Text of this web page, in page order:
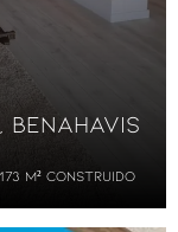
173 M² CONSTRUIDO